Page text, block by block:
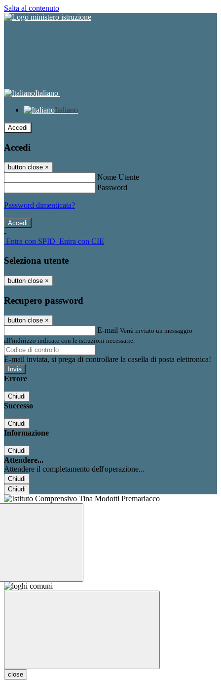
Salta al contenuto
Italiano
Italiano
Accedi
Accedi
button close ×
Nome Utente
Password
Password dimenticata?
-
Entra con SPID Entra con CIE
Seleziona utente
button close ×
Recupero password
button close ×
E-mail Verrà inviato un messaggio
all'indirizzo indicato con le istruzioni necessarie.
E-mail inviata, si prega di controllare la casella di posta elettronica!
Errore
Chiudi
Successo
Chiudi
Informazione
Chiudi
Attendere...
Attendere il completamento dell'operazione...
Chiudi
Chiudi
close